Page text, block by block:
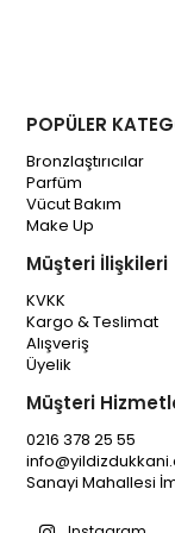
POPÜLER
Bronzlaştırıcılar
Parfüm
Vücut Bakım
Make Up
Müşteri İlişkileri
KVKK
Kargo & Teslimat
Alışveriş
Üyelik
Müşteri
0216 378 25 55
Sanayi Mahallesi